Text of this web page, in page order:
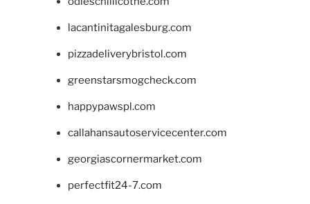
lacantinitagalesburg.com
pizzadeliverybristol.com
greenstarsmogcheck.com
happypawspl.com
callahansautoservicecenter.com
georgiascornermarket.com
perfectfit24-7.com